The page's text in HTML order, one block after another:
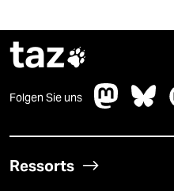
taz
Folgen Sie uns
Ressorts